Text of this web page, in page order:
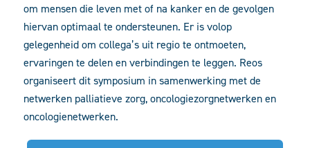
om mensen die leven met of na kanker en de gevolgen
hiervan optimaal te ondersteunen. Er is volop
gelegenheid om collega’s uit regio te ontmoeten,
ervaringen te delen en verbindingen te leggen. Reos
organiseert dit symposium in samenwerking met de
netwerken palliatieve zorg, oncologiezorgnetwerken en
oncologienetwerken.